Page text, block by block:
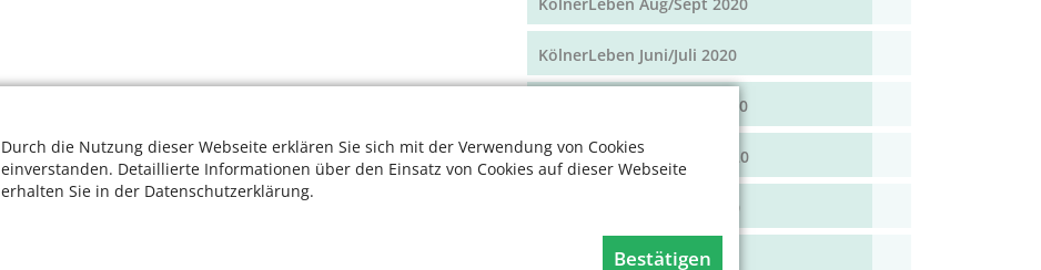
Durch die Nutzung dieser Webseite erklären Sie sich mit der Verwendung von Cookies
einverstanden. Detaillierte Informationen über den Einsatz von Cookies auf dieser Webseite
erhalten Sie in der Datenschutzerklärung.
Bestätigen
KölnerLeben Juni/Juli 2020
KölnerLeben April/Mai 2020
KölnerLeben Feb/März 2020
KölnerLeben Dez 19/Jan 20
KölnerLeben Okt/Nov 19